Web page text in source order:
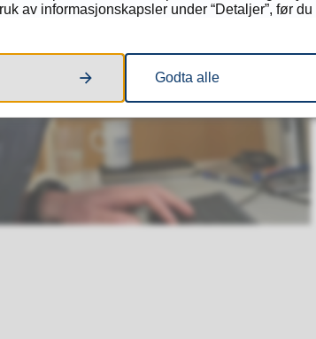
av informasjonskapsler under “Detaljer”, før du
Godta alle